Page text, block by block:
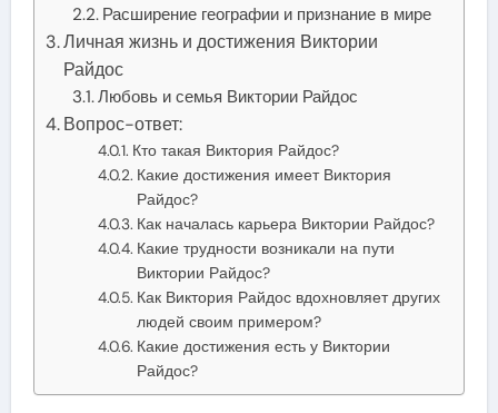
Расширение географии и признание в мире
Личная жизнь и достижения Виктории
Райдос
Любовь и семья Виктории Райдос
Вопрос-ответ:
Кто такая Виктория Райдос?
Какие достижения имеет Виктория
Райдос?
Как началась карьера Виктории Райдос?
Какие трудности возникали на пути
Виктории Райдос?
Как Виктория Райдос вдохновляет других
людей своим примером?
Какие достижения есть у Виктории
Райдос?